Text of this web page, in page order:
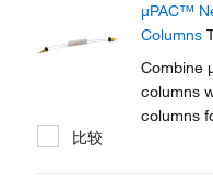
μPAC™
Columns
Combine
columns
columns
比较